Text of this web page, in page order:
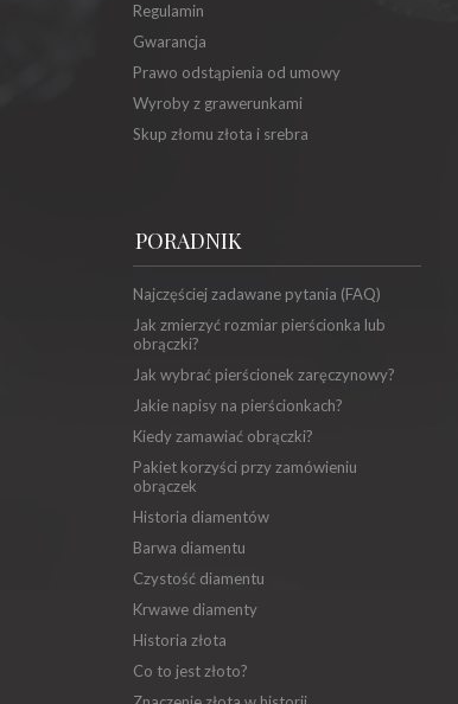
Regulamin
Gwarancja
Prawo odstąpienia od umowy
Wyroby z grawerunkami
Skup złomu złota i srebra
PORADNIK
Najczęściej zadawane pytania (FAQ)
Jak zmierzyć rozmiar pierścionka lub
obrączki?
Jak wybrać pierścionek zaręczynowy?
Jakie napisy na pierścionkach?
Kiedy zamawiać obrączki?
Pakiet korzyści przy zamówieniu
obrączek
Historia diamentów
Barwa diamentu
Czystość diamentu
Krwawe diamenty
Historia złota
Co to jest złoto?